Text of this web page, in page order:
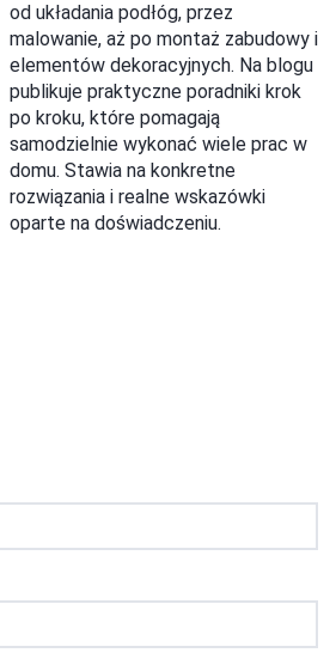
od układania podłóg, przez
malowanie, aż po montaż zabudowy i
elementów dekoracyjnych. Na blogu
publikuje praktyczne poradniki krok
po kroku, które pomagają
samodzielnie wykonać wiele prac w
domu. Stawia na konkretne
rozwiązania i realne wskazówki
oparte na doświadczeniu.